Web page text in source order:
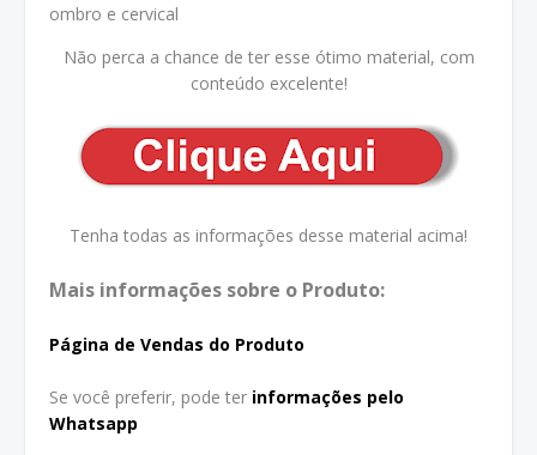
ombro e cervical
Não perca a chance de ter esse ótimo material, com
conteúdo excelente!
Tenha todas as informações desse material acima!
Mais informações sobre o Produto:
Página de Vendas do Produto
Se você preferir, pode ter informações pelo
Whatsapp